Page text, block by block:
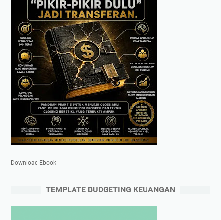
Download Ebook
TEMPLATE BUDGETING KEUANGAN